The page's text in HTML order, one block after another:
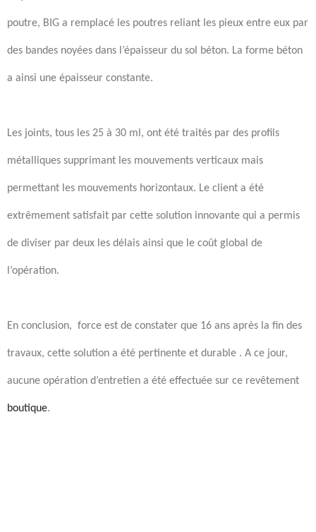
poutre, BIG a remplacé les poutres reliant les pieux entre eux par
des bandes noyées dans l’épaisseur du sol béton. La forme béton
a ainsi une épaisseur constante.
Les joints, tous les 25 à 30 ml , ont été traités par des profils
métalliques supprimant les mouvements verticaux mais
permettant les mouvements horizontaux. Le client a été
extrêmement satisfait par cette solution innovante qui a permis
de diviser par deux les délais ainsi que le coût global de
l’opération.
En conclusion, force est de constater que 16 ans après la fin des
travaux, cette solution a été pertinente et durable . A ce jour,
aucune opération d’entretien a été effectuée sur ce revêtement
boutique.